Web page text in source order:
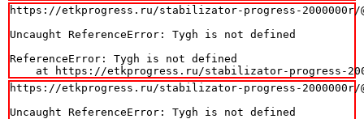
https://etkprogress.ru/stabilizator-progress-2000000r/
Uncaught ReferenceError: Tygh is not defined
ReferenceError: Tygh is not defined
at https://etkprogress.ru/stabilizator-progress-
https://etkprogress.ru/stabilizator-progress-2000000r/
Uncaught ReferenceError: Tygh is not defined